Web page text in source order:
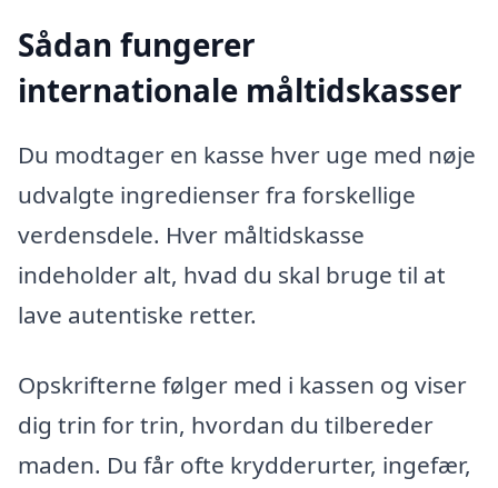
Sådan fungerer
internationale måltidskasser
Du modtager en kasse hver uge med nøje
udvalgte ingredienser fra forskellige
verdensdele. Hver måltidskasse
indeholder alt, hvad du skal bruge til at
lave autentiske retter.
Opskrifterne følger med i kassen og viser
dig trin for trin, hvordan du tilbereder
maden. Du får ofte krydderurter, ingefær,